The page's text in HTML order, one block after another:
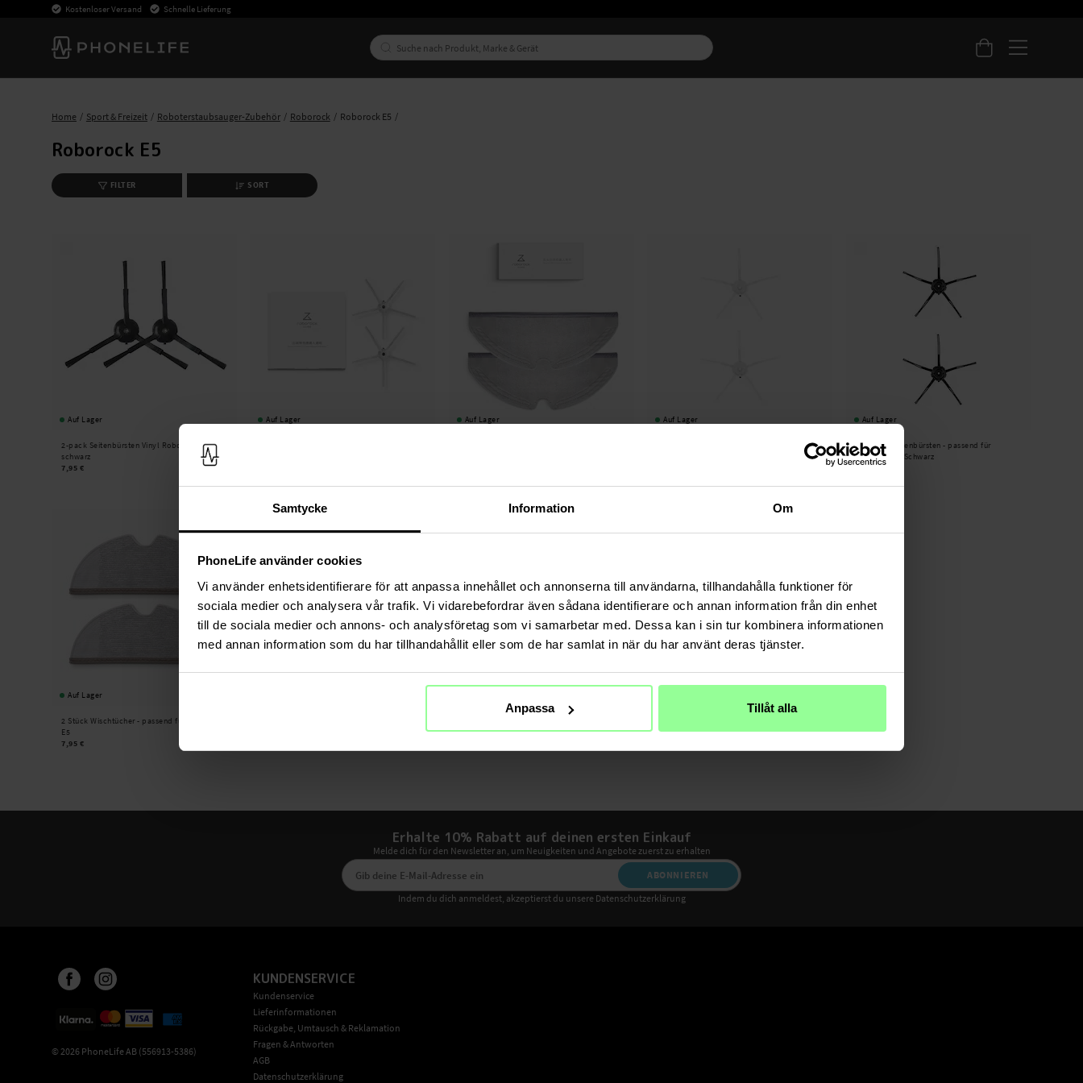
Samtycke Information Om
PhoneLife använder cookies
Vi använder enhetsidentifierare för att anpassa innehållet och annonserna till användarna, tillhandahålla funktioner för
sociala medier och analysera vår trafik. Vi vidarebefordrar även sådana identifierare och annan information från din enhet
till de sociala medier och annons- och analysföretag som vi samarbetar med. Dessa kan i sin tur kombinera informationen
med annan information som du har tillhandahållit eller som de har samlat in när du har använt deras tjänster.
Anpassa Tillåt alla
Kostenloser Versand Schnelle Lieferung
Home Sport & Freizeit Roboterstaubsauger-Zubehör Roborock Roborock E5
Roborock E5
FILTER SORT
Auf Lager
2-pack Seitenbürsten Vinyl Roborock E5
schwarz
7,95 €
Auf Lager Auf Lager Auf Lager Auf Lager
2er-Pack Seitenbürsten - passend für
Roborock E5 Schwarz
7,95 €
Auf Lager
2 Stück Wischtücher - passend für Roborock
E5
7,95 €
Erhalte 10% Rabatt auf deinen ersten Einkauf
Melde dich für den Newsletter an, um Neuigkeiten und Angebote zuerst zu erhalten
ABONNIEREN
Indem du dich anmeldest, akzeptierst du unsere Datenschutzerklärung
© 2026 PhoneLife AB (556913-5386)
KUNDENSERVICE
Kundenservice
Lieferinformationen
Rückgabe, Umtausch & Reklamation
Fragen & Antworten
AGB
Datenschutzerklärung